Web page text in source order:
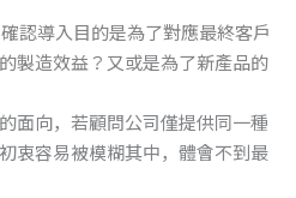
認導入目的是為了對應最終客戶
製造效益？又或是為了新產品的
面向，若顧問公司僅提供同一種
衷容易被模糊其中，體會不到最